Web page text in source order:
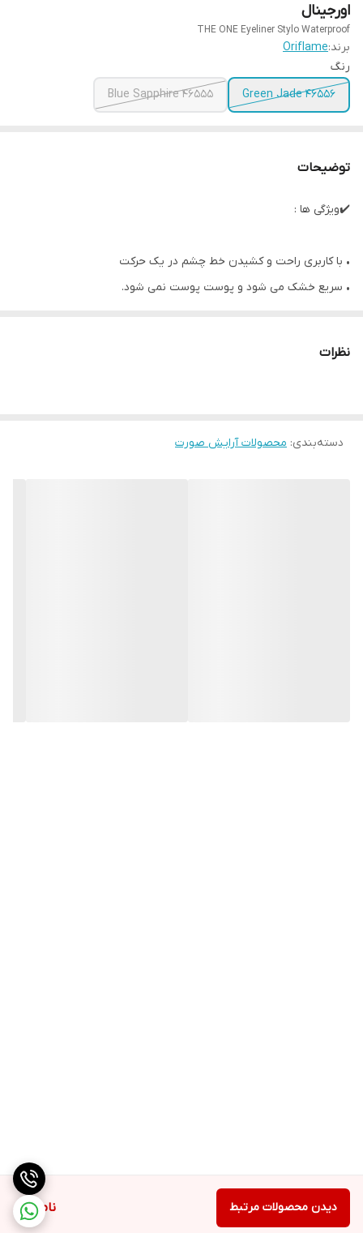
اورجینال
THE ONE Eyeliner Stylo Waterproof
برند:Oriflame
رنگ
46556 Green Jade
46555 Blue Sapphire
ناموجود دیدن محصولات مرتبط
توضیحات
✔️ویژگی ها :
• با کاربری راحت و کشیدن خط چشم در یک حرکت
• سریع خشک می شود و پوست پوست نمی شود.
نظرات
دسته‌بندی: محصولات آرایش صورت